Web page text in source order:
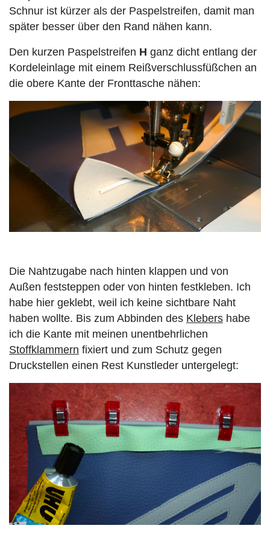
Schnur ist kürzer als der Paspelstreifen, damit man
später besser über den Rand nähen kann.
Den kurzen Paspelstreifen H ganz dicht entlang der
Kordeleinlage mit einem Reißverschlussfüßchen an
die obere Kante der Fronttasche nähen:
Die Nahtzugabe nach hinten klappen und von
Außen feststeppen oder von hinten festkleben. Ich
habe hier geklebt, weil ich keine sichtbare Naht
haben wollte. Bis zum Abbinden des Klebers habe
ich die Kante mit meinen unentbehrlichen
Stoffklammern fixiert und zum Schutz gegen
Druckstellen einen Rest Kunstleder untergelegt: